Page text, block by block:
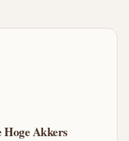
Akkers